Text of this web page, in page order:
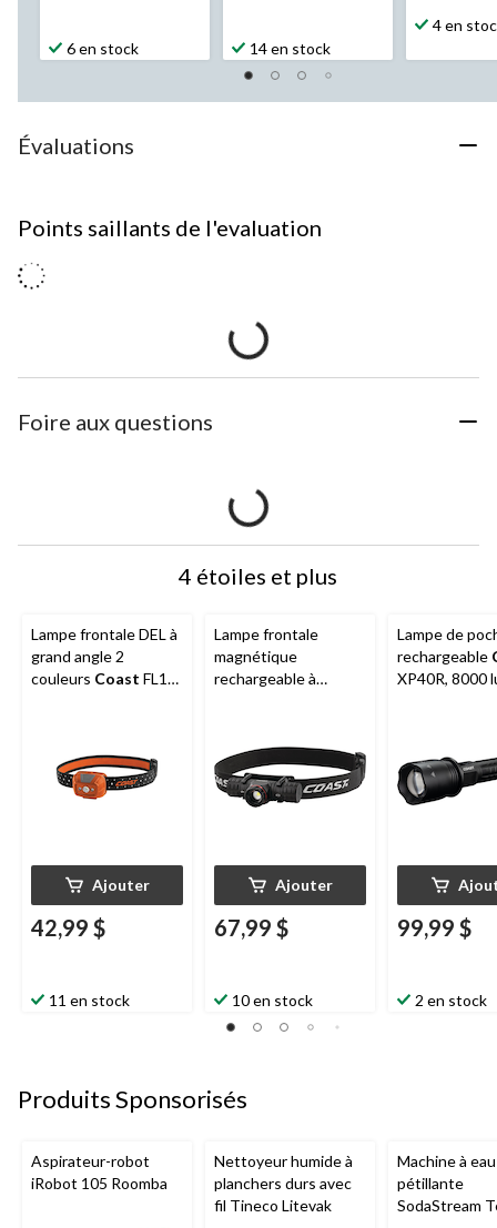
6 en stock 14 en stock
4 en
Évaluations
Points saillants de l'evaluation
Foire aux questions
4 étoiles et plus
Lampe frontale DEL à
grand angle 2
couleurs Coast FL19,
Ajouter
42,99 $
11 en stock
Lampe frontale
magnétique
rechargeable à
des intempéries
CoastXPH30R, noir
Ajouter
67,99 $
10 en stock
Lampe de
rechargeable
XP40R, 8000
99,99 $
2 en stock
Produits Sponsorisés
Aspirateur-robot
iRobot 105 Roomba
Nettoyeur humide à
planchers durs avec
fil Tineco Litevak
Machine à eau
pétillante
SodaStream